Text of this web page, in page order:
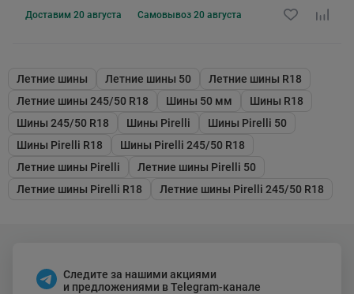
Доставим 20 августа Самовывоз 20 августа
Летние шины Летние шины 50
Летние шины R18
Летние шины 245/50 R18
Шины 50 мм
Шины R18
Шины 245/50 R18
Шины Pirelli
Шины Pirelli 50
Шины Pirelli R18
Шины Pirelli 245/50 R18
Летние шины Pirelli
Летние шины Pirelli 50
Летние шины Pirelli R18
Летние шины Pirelli 245/50 R18
Следите за нашими акциями
и предложениями в Telegram-канале